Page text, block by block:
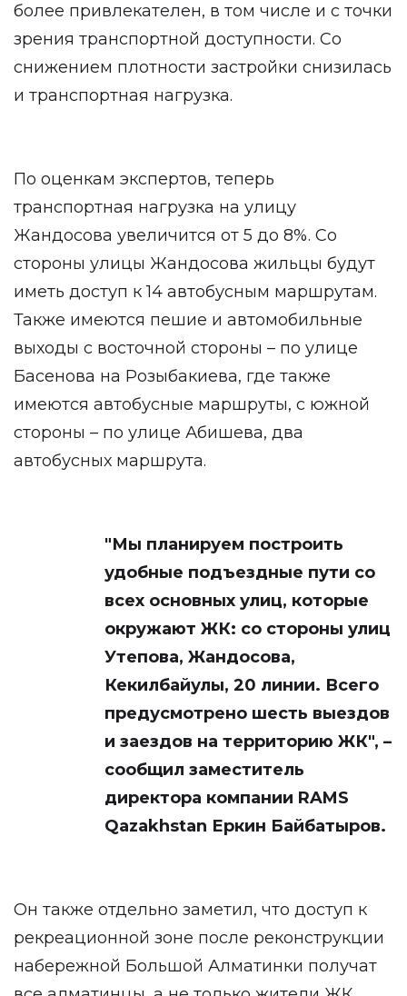
более привлекателен, в том числе и с точки
зрения транспортной доступности. Со
снижением плотности застройки снизилась
и транспортная нагрузка.
По оценкам экспертов, теперь
транспортная нагрузка на улицу
Жандосова увеличится от 5 до 8%. Со
стороны улицы Жандосова жильцы будут
иметь доступ к 14 автобусным маршрутам.
Также имеются пешие и автомобильные
выходы с восточной стороны – по улице
Басенова на Розыбакиева, где также
имеются автобусные маршруты, с южной
стороны – по улице Абишева, два
автобусных маршрута.
"Мы планируем построить
удобные подъездные пути со
всех основных улиц, которые
окружают ЖК: со стороны улиц
Утепова, Жандосова,
Кекилбайулы, 20 линии. Всего
предусмотрено шесть выездов
и заездов на территорию ЖК", –
сообщил заместитель
директора компании RAMS
Qazakhstan Еркин Байбатыров.
Он также отдельно заметил, что доступ к
рекреационной зоне после реконструкции
набережной Большой Алматинки получат